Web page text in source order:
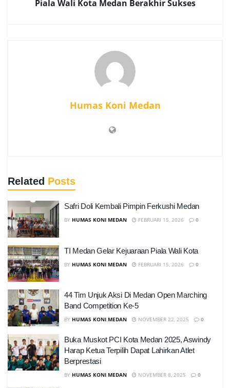
Piala Wali Kota Medan Berakhir Sukses
Humas Koni Medan
Related Posts
Safri Doli Kembali Pimpin Ferkushi Medan
BY HUMAS KONI MEDAN FEBRUARI 15, 2026 0
TI Medan Gelar Kejuaraan Piala Wali Kota
BY HUMAS KONI MEDAN FEBRUARI 15, 2026 0
44 Tim Unjuk Aksi Di Medan Open Marching
Band Competition Ke-5
BY HUMAS KONI MEDAN NOVEMBER 22, 2025 0
Buka Muskot PCI Kota Medan 2025, Aswindy
Harap Ketua Terpilih Dapat Lahirkan Atlet
Berprestasi
BY HUMAS KONI MEDAN NOVEMBER 8, 2025 0